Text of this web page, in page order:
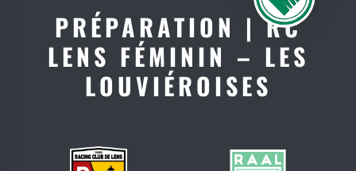
FAN SHOP
PRÉPARATION | RC
LENS FÉMININ – LES
LOUVIÉROISES